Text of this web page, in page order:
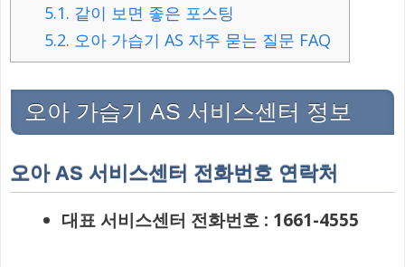
5.1. 같이 보면 좋은 포스팅
5.2. 오아 가습기 AS 자주 묻는 질문 FAQ
오아 가습기 AS 서비스센터 정보
오아 AS 서비스센터 전화번호 연락처
대표 서비스센터 전화번호 : 1661-4555